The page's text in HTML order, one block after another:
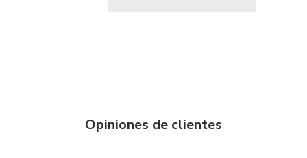
Opiniones de clientes